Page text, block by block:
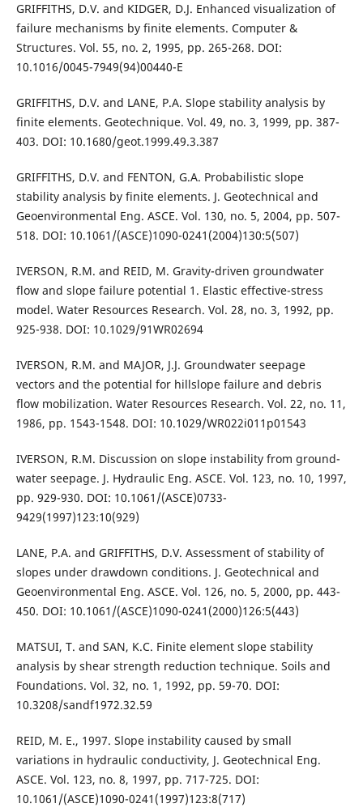
GRIFFITHS, D.V. and KIDGER, D.J. Enhanced visualization of
failure mechanisms by finite elements. Computer &
Structures. Vol. 55, no. 2, 1995, pp. 265-268. DOI:
10.1016/0045-7949(94)00440-E
GRIFFITHS, D.V. and LANE, P.A. Slope stability analysis by
finite elements. Geotechnique. Vol. 49, no. 3, 1999, pp. 387-
403. DOI: 10.1680/geot.1999.49.3.387
GRIFFITHS, D.V. and FENTON, G.A. Probabilistic slope
stability analysis by finite elements. J. Geotechnical and
Geoenvironmental Eng. ASCE. Vol. 130, no. 5, 2004, pp. 507-
518. DOI: 10.1061/(ASCE)1090-0241(2004)130:5(507)
IVERSON, R.M. and REID, M. Gravity-driven groundwater
flow and slope failure potential 1. Elastic effective-stress
model. Water Resources Research. Vol. 28, no. 3, 1992, pp.
925-938. DOI: 10.1029/91WR02694
IVERSON, R.M. and MAJOR, J.J. Groundwater seepage
vectors and the potential for hillslope failure and debris
flow mobilization. Water Resources Research. Vol. 22, no. 11,
1986, pp. 1543-1548. DOI: 10.1029/WR022i011p01543
IVERSON, R.M. Discussion on slope instability from ground-
water seepage. J. Hydraulic Eng. ASCE. Vol. 123, no. 10, 1997,
pp. 929-930. DOI: 10.1061/(ASCE)0733-
9429(1997)123:10(929)
LANE, P.A. and GRIFFITHS, D.V. Assessment of stability of
slopes under drawdown conditions. J. Geotechnical and
Geoenvironmental Eng. ASCE. Vol. 126, no. 5, 2000, pp. 443-
450. DOI: 10.1061/(ASCE)1090-0241(2000)126:5(443)
MATSUI, T. and SAN, K.C. Finite element slope stability
analysis by shear strength reduction technique. Soils and
Foundations. Vol. 32, no. 1, 1992, pp. 59-70. DOI:
10.3208/sandf1972.32.59
REID, M. E., 1997. Slope instability caused by small
variations in hydraulic conductivity, J. Geotechnical Eng.
ASCE. Vol. 123, no. 8, 1997, pp. 717-725. DOI:
10.1061/(ASCE)1090-0241(1997)123:8(717)